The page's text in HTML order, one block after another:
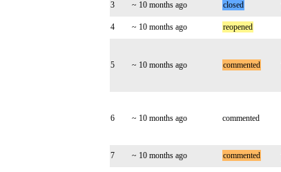
3 ~ 10 months ago closed
4
~ 10 months ago reopened
5 ~ 10 months ago commented
6 ~ 10 months ago commented
7
~ 10 months ago commented